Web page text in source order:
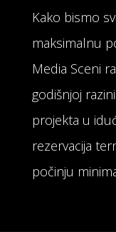
Kako bismo
maksimalnu
Media Sceni
godišnjoj
projekta u
rezervacija
počinju